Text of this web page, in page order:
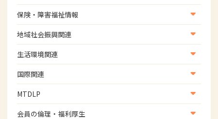
学会
学術誌
養成教育
生涯教育
研修会
協会認定資格試験・審査会情報
保険・障害福祉情報
医療保険情報
介護保険情報
児童福祉・障害福祉情報
地域社会振興関連
地域社会振興部地域事業支援課【認知症対策班】
地域社会振興部地域事業支援課【地域包括ケア推進班】
地域社会振興部地域事業支援課【運転と地域移動推進
班】
スポーツ振興関連
生活環境関連
生活環境・福祉用具支援
国際関連
国際関連
WFOT等海外関連情報
MTDLP
MTDLP室
会員の倫理・福利厚生